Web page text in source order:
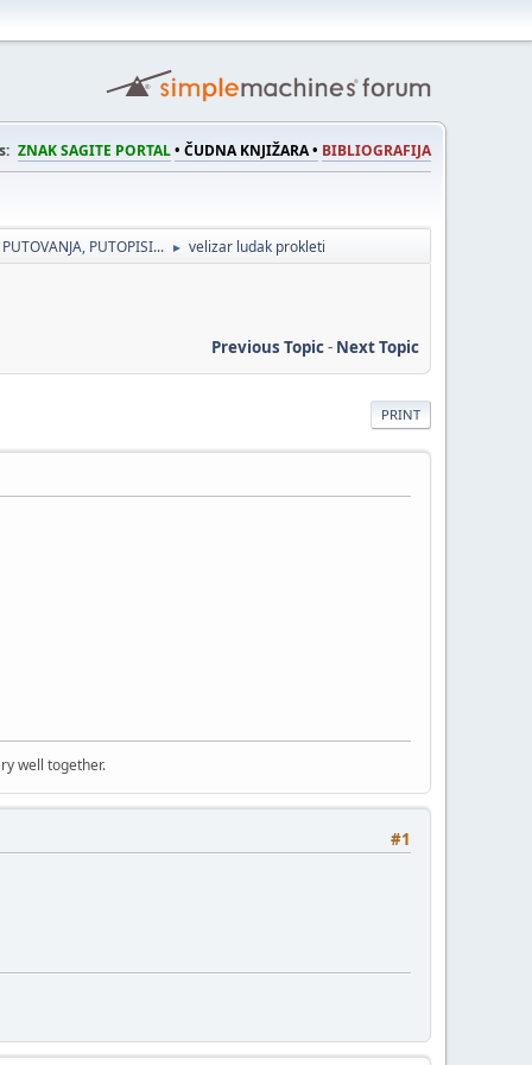
ZNAK SAGITE PORTAL• ČUDNA KNJIŽARA • BIBLIOGRAFIJA
PUTOVANJA, PUTOPISI... ► velizar ludak prokleti
Previous Topic- Next Topic
PRINT
well together.
#1